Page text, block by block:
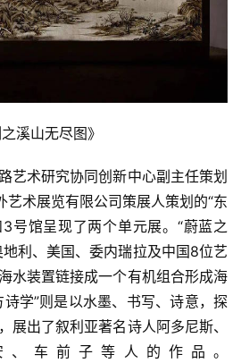
溪山无尽图》
艺术研究协同创新中心副主任策划
艺术展览有限公司策展人策划的“东
号馆呈现了两个单元展。“蔚蓝之
利、美国、委内瑞拉及中国8位艺
水装置链接成一个有机组合形成海
学”则是以水墨、书写、诗意，探
展出了叙利亚著名诗人阿多尼斯、
车前子等人的作品。